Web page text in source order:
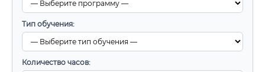
Тип обучения:
Количество часов: